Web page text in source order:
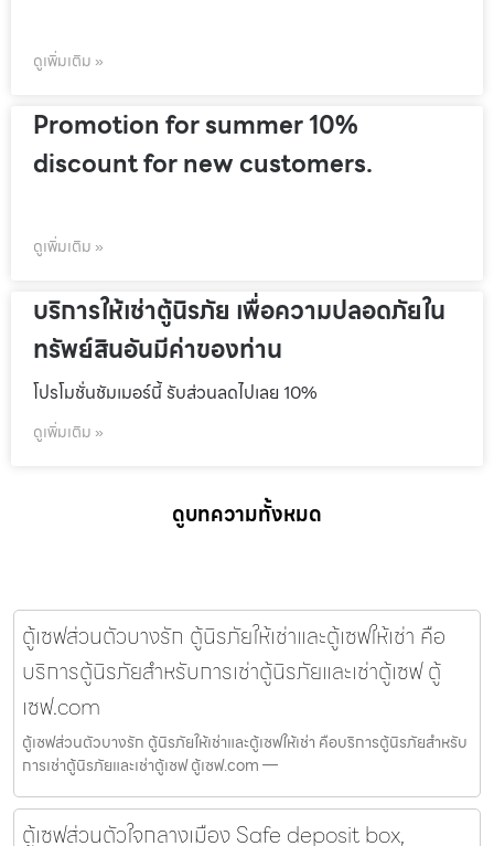
ดูเพิ่มเติม »
Promotion for summer 10%
discount for new customers.
ดูเพิ่มเติม »
บริการให้เช่าตู้นิรภัย เพื่อความปลอดภัยใน
ทรัพย์สินอันมีค่าของท่าน
โปรโมชั่นชัมเมอร์นี้ รับส่วนลดไปเลย 10%
ดูเพิ่มเติม »
ดูบทความทั้งหมด
ตู้เซฟส่วนตัวบางรัก ตู้นิรภัยให้เช่าและตู้เซฟให้เช่า คือ
บริการตู้นิรภัยสำหรับการเช่าตู้นิรภัยและเช่าตู้เซฟ ตู้
เซฟ.com
ตู้เซฟส่วนตัวบางรัก ตู้นิรภัยให้เช่าและตู้เซฟให้เช่า คือบริการตู้นิรภัยสำหรับ
การเช่าตู้นิรภัยและเช่าตู้เซฟ ตู้เซฟ.com —
ตู้เซฟส่วนตัวใจกลางเมือง Safe deposit box,